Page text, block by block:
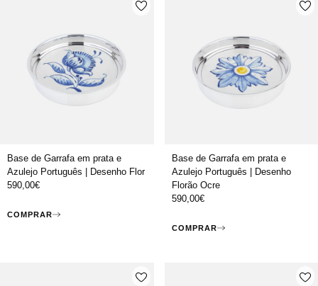
Base de Garrafa em prata e
Azulejo Português | Desenho Flor
590,00€
COMPRAR
Base de Garrafa em prata e
Azulejo Português | Desenho
Florão Ocre
590,00€
COMPRAR